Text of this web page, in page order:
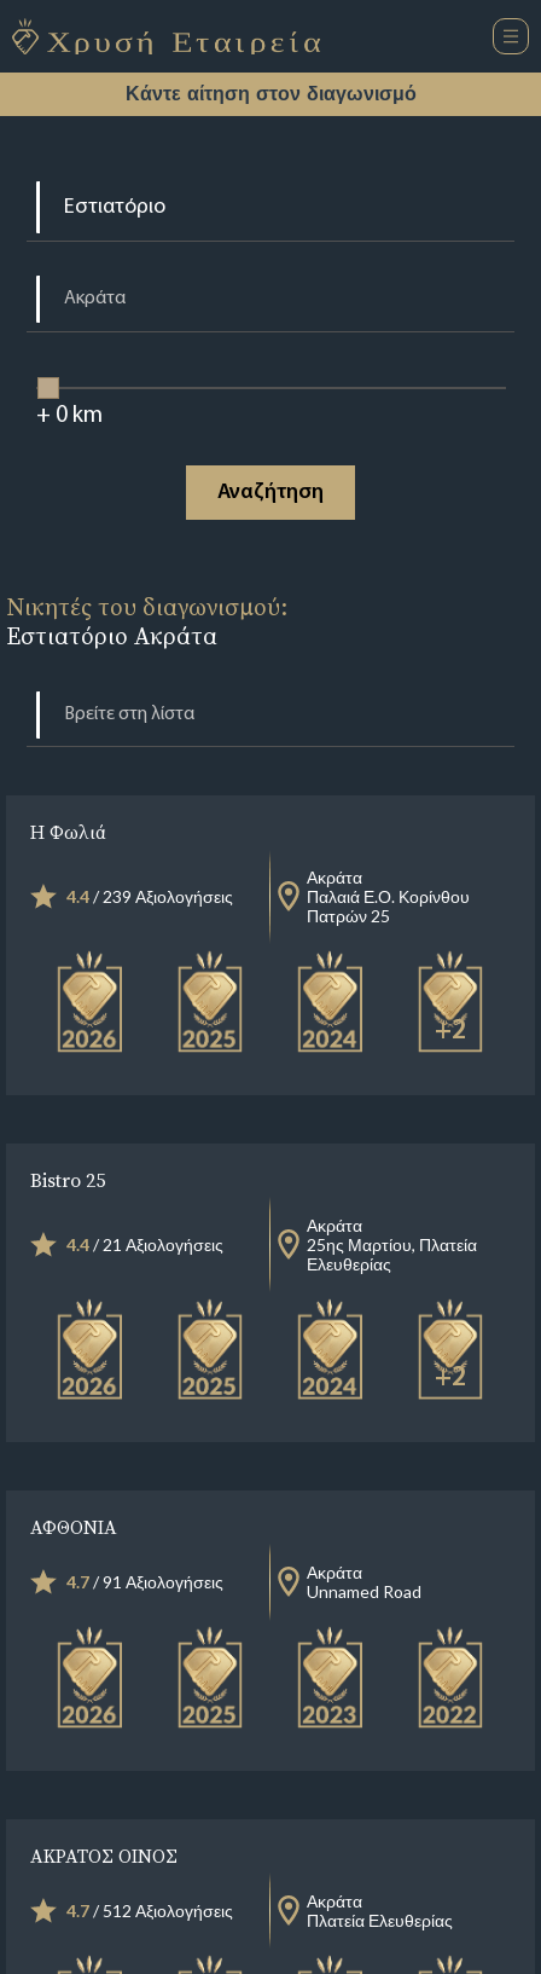
Κάντε αίτηση στον διαγωνισμό
+ 0km
Αναζήτηση
Νικητές του διαγωνισμού:
Εστιατόριο Ακράτα
Η Φωλιά
4.4/ 239 Αξιολογήσεις
Ακράτα
Παλαιά Ε.Ο. Κορίνθου
Πατρών 25
+2
Bistro 25
4.4/ 21 Αξιολογήσεις
Ακράτα
25ης Μαρτίου, Πλατεία
Ελευθερίας
+2
ΑΦΘΟΝΙΑ
4.7/ 91 Αξιολογήσεις
Ακράτα
Unnamed Road
ΑΚΡΑΤΟΣ ΟΙΝΟΣ
4.7/ 512 Αξιολογήσεις
Ακράτα
Πλατεία Ελευθερίας